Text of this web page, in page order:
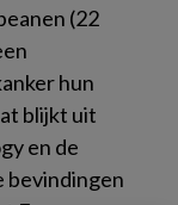
(22
hun
blijkt uit
en de
bevindingen